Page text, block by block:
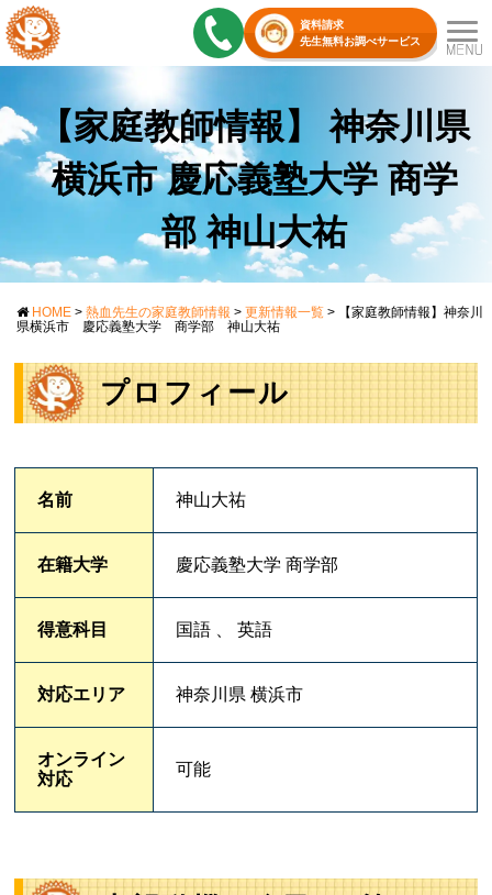
資料請求
先生無料お調べサービス
【家庭教師情報】 神奈川県
横浜市 慶応義塾大学 商学
部 神山大祐
HOME > 熱血先生の家庭教師情報 > 更新情報一覧 >
【家庭教師情報】神奈川
県横浜市 慶応義塾大学 商学部 神山大祐
プロフィール
名前 神山大祐
在籍大学 慶応義塾大学 商学部
得意科目 国語 、 英語
対応エリア 神奈川県 横浜市
オンライン
対応
可能